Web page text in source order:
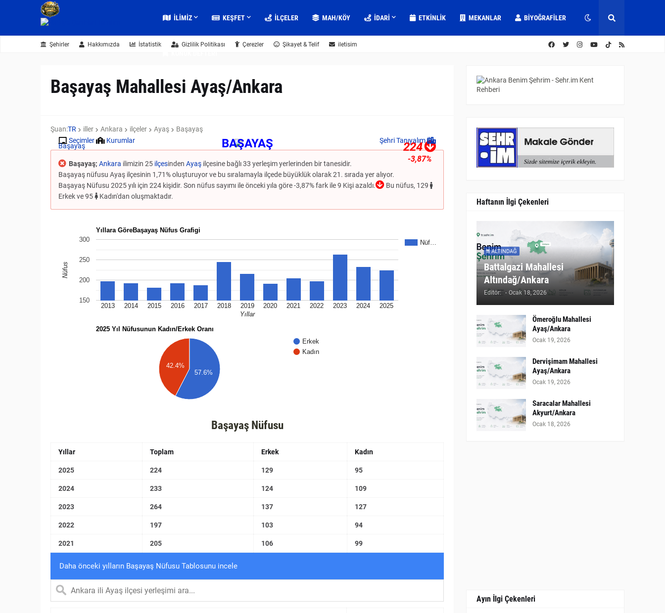
İLIMIZ KEŞFET İLÇELER MAH/KÖY IDARI ETKINLIK MEKANLAR BIYOĞRAFILER
Şehirler Hakkımızda İstatistik Gizlilik Politikası Çerezler Şikayet & Telif iletisim
Başayaş Mahallesi Ayaş/Ankara
Şuan:TR iller Ankara ilçeler Ayaş
Başayaş
Seçimler
Kurumlar
Başayaş 224
-3,87%
Şehri Tanıyalım
BAŞAYAŞ
Başayaş; Ankara ilimizin 25 ilçesinden Ayaş ilçesine bağlı 33 yerleşim yerlerinden bir tanesidir.
Başayaş nüfusu Ayaş ilçesinin 1,71% oluşturuyor ve bu sıralamayla ilçede büyüklük olarak 21. sırada yer alıyor.
Başayaş Nüfusu 2025 yılı için 224 kişidir. Son nüfus sayımı ile önceki yıla göre -3,87% fark ile 9 Kişi azaldı.
Bu nüfus, 129
Erkek ve 95
Kadın'dan oluşmaktadır.
Yıllara GöreBaşayaş Nüfus Grafigi
Nüf…
2013 2014 2015 2016 2017 2018 2019 2020 2021 2022 2023 2024 2025
150
200
250
300
Yıllar
Nüfus
2025 Yıl Nüfusunun Kadın/Erkek Oranı
Erkek
Kadın
42.4%
57.6%
Başayaş Nüfusu
Yıllar Toplam Erkek Kadın
2025 224 129 95
2024 233 124 109
2023 264 137 127
2022 197 103 94
2021 205 106 99
Daha önceki yılların Başayaş Nüfusu Tablosunu incele
Haftanın İlgi Çekenleri
ALTINDAĞ
Battalgazi Mahallesi
Altındağ/Ankara
Editör: - Ocak 18, 2026
Ömeroğlu Mahallesi
Ayaş/Ankara
Ocak 19, 2026
Dervişimam Mahallesi
Ayaş/Ankara
Ocak 19, 2026
Saracalar Mahallesi
Akyurt/Ankara
Ocak 18, 2026
Ayın İlgi Çekenleri